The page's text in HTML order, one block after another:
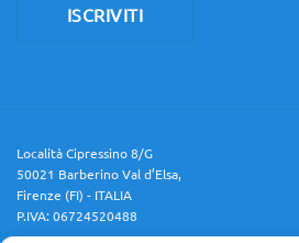
Località Cipressino 8/G
50021 Barberino Val d’Elsa,
Firenze (FI) - ITALIA
P.IVA: 06724520488